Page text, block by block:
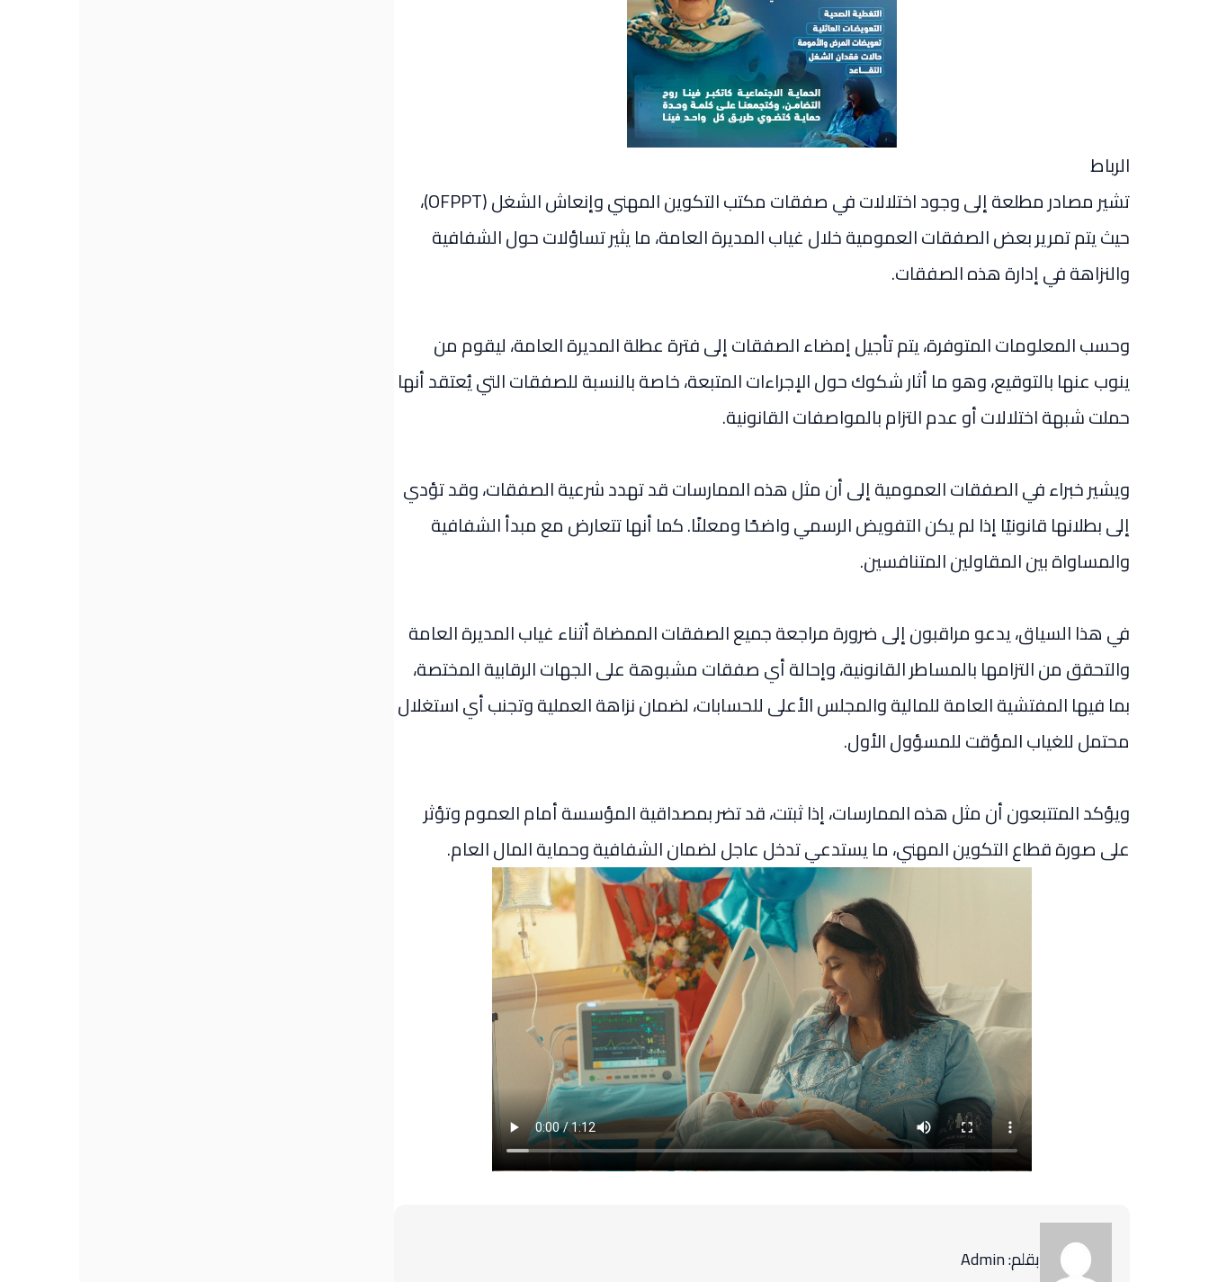
الرباط
تشير مصادر مطلعة إلى وجود اختلالات في صفقات مكتب التكوين المهني وإنعاش الشغل (OFPPT)،
حيث يتم تمرير بعض الصفقات العمومية خلال غياب المديرة العامة، ما يثير تساؤلات حول الشفافية
والنزاهة في إدارة هذه الصفقات.
وحسب المعلومات المتوفرة، يتم تأجيل إمضاء الصفقات إلى فترة عطلة المديرة العامة، ليقوم من
ينوب عنها بالتوقيع، وهو ما أثار شكوك حول الإجراءات المتبعة، خاصة بالنسبة للصفقات التي يُعتقد أنها
حملت شبهة اختلالات أو عدم التزام بالمواصفات القانونية.
ويشير خبراء في الصفقات العمومية إلى أن مثل هذه الممارسات قد تهدد شرعية الصفقات، وقد تؤدي
إلى بطلانها قانونيًا إذا لم يكن التفويض الرسمي واضحًا ومعلنًا. كما أنها تتعارض مع مبدأ الشفافية
والمساواة بين المقاولين المتنافسين.
في هذا السياق، يدعو مراقبون إلى ضرورة مراجعة جميع الصفقات الممضاة أثناء غياب المديرة العامة
والتحقق من التزامها بالمساطر القانونية، وإحالة أي صفقات مشبوهة على الجهات الرقابية المختصة،
بما فيها المفتشية العامة للمالية والمجلس الأعلى للحسابات، لضمان نزاهة العملية وتجنب أي استغلال
محتمل للغياب المؤقت للمسؤول الأول.
ويؤكد المتتبعون أن مثل هذه الممارسات، إذا ثبتت، قد تضر بمصداقية المؤسسة أمام العموم وتؤثر
على صورة قطاع التكوين المهني، ما يستدعي تدخل عاجل لضمان الشفافية وحماية المال العام.
بقلم: Admin